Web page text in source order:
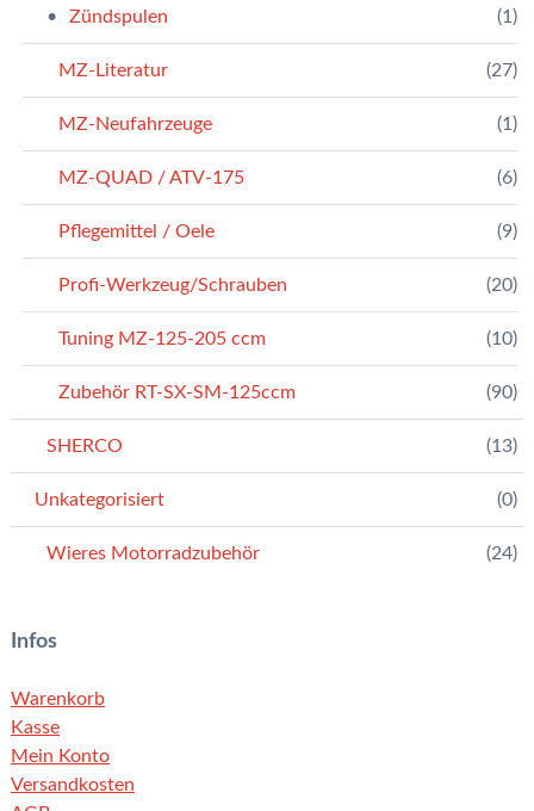
Zündspulen (1)
MZ-Literatur (27)
MZ-Neufahrzeuge (1)
MZ-QUAD / ATV-175 (6)
Pflegemittel / Oele (9)
Profi-Werkzeug/Schrauben (20)
Tuning MZ-125-205 ccm (10)
Zubehör RT-SX-SM-125ccm (90)
SHERCO (13)
Unkategorisiert (0)
Wieres Motorradzubehör (24)
Infos
Warenkorb
Kasse
Mein Konto
Versandkosten